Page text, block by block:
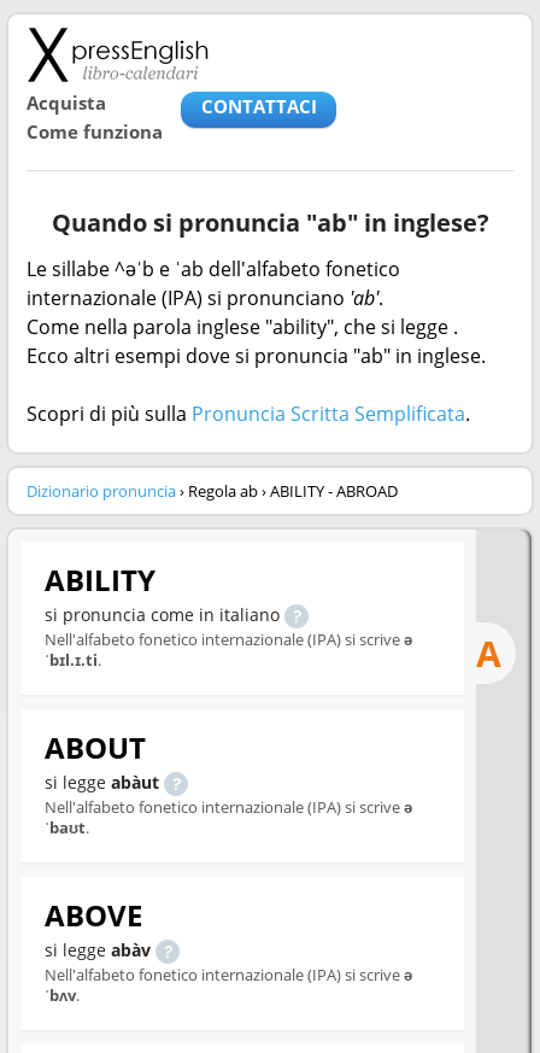
Acquista
Come funziona
CONTATTACI
Quando si pronuncia "ab" in inglese?
Le sillabe ^əˈb e ˈab dell'alfabeto fonetico
internazionale (IPA) si pronunciano 'ab'.
Come nella parola inglese "ability", che si legge .
Ecco altri esempi dove si pronuncia "ab" in inglese.
Scopri di più sulla Pronuncia Scritta Semplificata.
Dizionario pronuncia› Regola ab › ABILITY - ABROAD
A
ABILITY
si pronuncia come in italiano
Nell'alfabeto fonetico internazionale (IPA) si scriveə
ˈbɪl.ɪ.ti.
ABOUT
si legge abàut
Nell'alfabeto fonetico internazionale (IPA) si scriveə
ˈbaʊt.
ABOVE
si legge abàv
Nell'alfabeto fonetico internazionale (IPA) si scriveə
ˈbʌv.